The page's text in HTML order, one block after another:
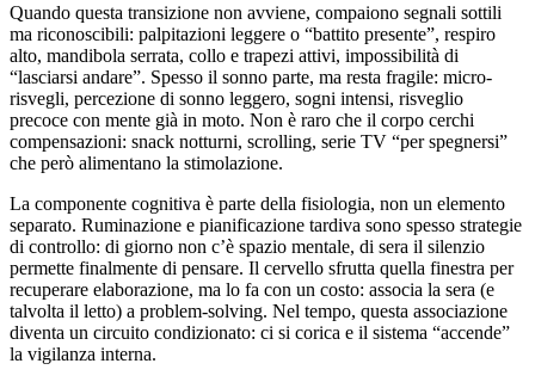
Quando questa transizione non avviene, compaiono segnali sottili
ma riconoscibili: palpitazioni leggere o “battito presente”, respiro
alto, mandibola serrata, collo e trapezi attivi, impossibilità di
“lasciarsi andare”. Spesso il sonno parte, ma resta fragile: micro-
risvegli, percezione di sonno leggero, sogni intensi, risveglio
precoce con mente già in moto. Non è raro che il corpo cerchi
compensazioni: snack notturni, scrolling, serie TV “per spegnersi”
che però alimentano la stimolazione.
La componente cognitiva è parte della fisiologia, non un elemento
separato. Ruminazione e pianificazione tardiva sono spesso strategie
di controllo: di giorno non c’è spazio mentale, di sera il silenzio
permette finalmente di pensare. Il cervello sfrutta quella finestra per
recuperare elaborazione, ma lo fa con un costo: associa la sera (e
talvolta il letto) a problem-solving. Nel tempo, questa associazione
diventa un circuito condizionato: ci si corica e il sistema “accende”
la vigilanza interna.